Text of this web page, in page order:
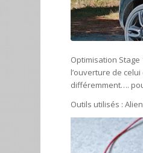
Optimisation Stage
l’ouverture de
différemment….
Outils utilisés :